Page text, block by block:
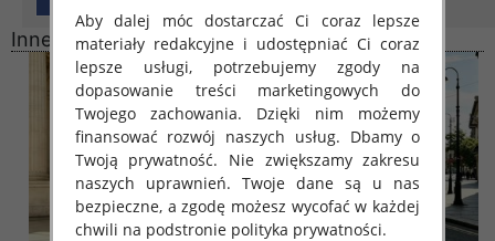
Inne produkty
Aby dalej móc dostarczać Ci coraz lepsze
materiały redakcyjne i udostępniać Ci coraz
lepsze usługi, potrzebujemy zgody na
dopasowanie treści marketingowych do
Twojego zachowania. Dzięki nim możemy
finansować rozwój naszych usług. Dbamy o
Twoją prywatność. Nie zwiększamy zakresu
naszych uprawnień. Twoje dane są u nas
bezpieczne, a zgodę możesz wycofać w każdej
chwili na podstronie polityka prywatności.